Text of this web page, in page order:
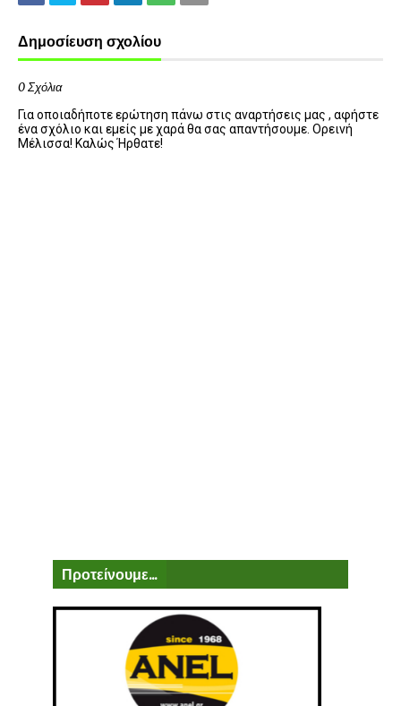
Δημοσίευση σχολίου
0 Σχόλια
Για οποιαδήποτε ερώτηση πάνω στις αναρτήσεις μας , αφήστε
ένα σχόλιο και εμείς με χαρά θα σας απαντήσουμε. Ορεινή
Μέλισσα! Καλώς Ήρθατε!
Προτείνουμε...